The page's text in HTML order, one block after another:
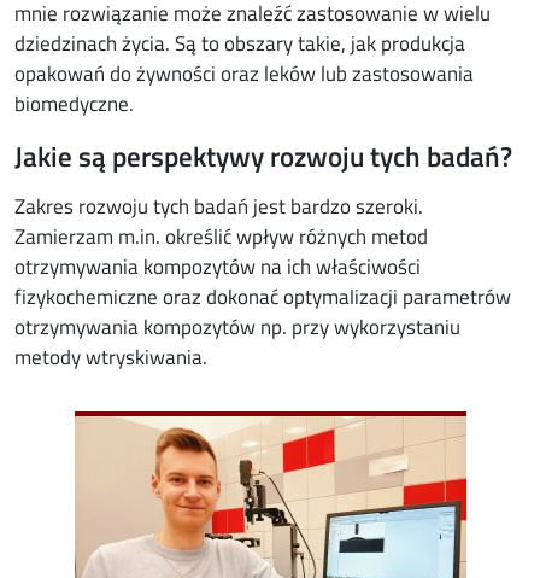
mnie rozwiązanie może znaleźć zastosowanie w wielu
dziedzinach życia. Są to obszary takie, jak produkcja
opakowań do żywności oraz leków lub zastosowania
biomedyczne.
Jakie są perspektywy rozwoju tych badań?
Zakres rozwoju tych badań jest bardzo szeroki.
Zamierzam m.in. określić wpływ różnych metod
otrzymywania kompozytów na ich właściwości
fizykochemiczne oraz dokonać optymalizacji parametrów
otrzymywania kompozytów np. przy wykorzystaniu
metody wtryskiwania.